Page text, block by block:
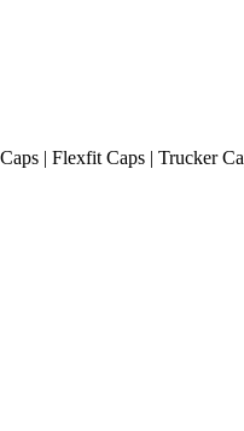
| Flexfit Caps | Trucker